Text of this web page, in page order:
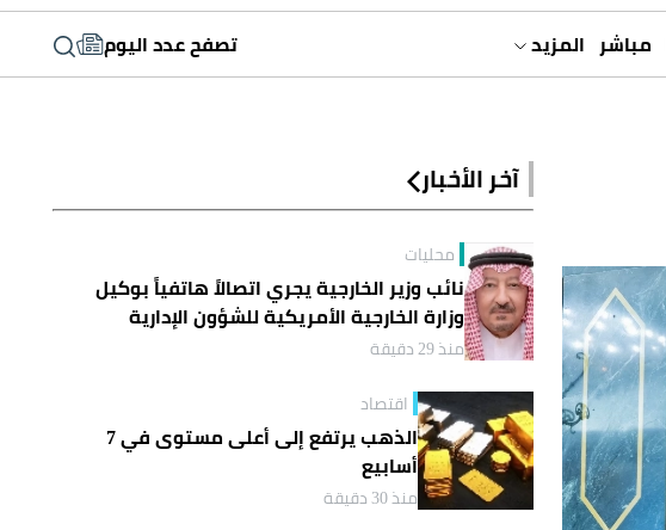
مباشر المزيد تصفح عدد اليوم
آخر الأخبار
محليات
نائب وزير الخارجية يجري اتصالاً هاتفياً بوكيل
وزارة الخارجية الأمريكية للشؤون الإدارية
منذ 29 دقيقة
اقتصاد
الذهب يرتفع إلى أعلى مستوى في 7
أسابيع
منذ 30 دقيقة